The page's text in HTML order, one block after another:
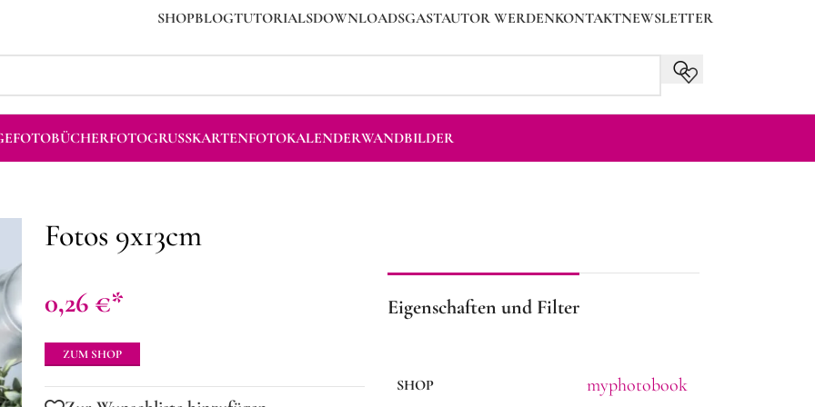
SHOPBLOGTUTORIALSDOWNLOADSGASTAUTOR WERDENKONTAKTNEWSLETTER
FOTOBÜCHERFOTOGRUSSKARTEN FOTOKALENDERWANDBILDER
Fotos 9x13cm
0,26 €
ZUM SHOP
Eigenschaften und Filter
SHOP myphotobook